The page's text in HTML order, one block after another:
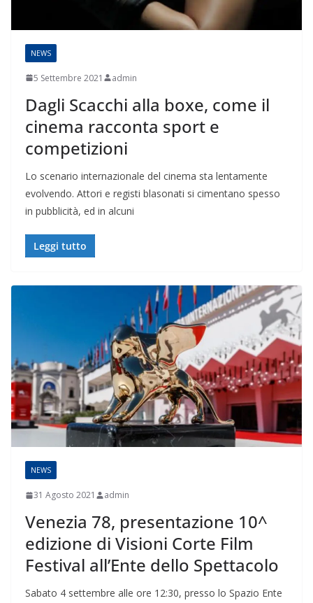
NEWS
5 Settembre 2021 admin
Dagli Scacchi alla boxe, come il
cinema racconta sport e
competizioni
Lo scenario internazionale del cinema sta lentamente
evolvendo. Attori e registi blasonati si cimentano spesso
in pubblicità, ed in alcuni
Leggi tutto
NEWS
31 Agosto 2021 admin
Venezia 78, presentazione 10^
edizione di Visioni Corte Film
Festival all’Ente dello Spettacolo
Sabato 4 settembre alle ore 12:30, presso lo Spazio Ente